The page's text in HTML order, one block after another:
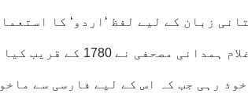
زبان کے لیے لفظ ‘اردو‘ کا
پہلی مرتبہ اردو زبان کے کلاسیکی اور عہدِ قدیم کے شاعر شیخ غلام ہمدانی مصحفی
رہی جب کہ اس کے لیے فارسی سے